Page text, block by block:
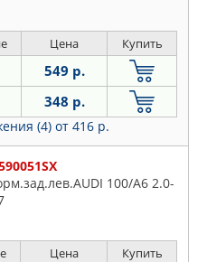
Цена Купить
549 р.
348 р.
(4) от 416 р.
100/A6 2.0-
Цена Купить